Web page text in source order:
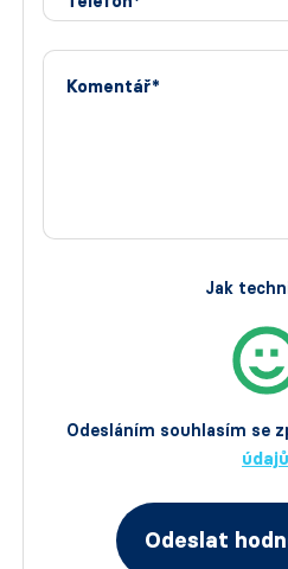
Komentář*
Odesláním souhlasím se
údajů
Jak
Odeslat